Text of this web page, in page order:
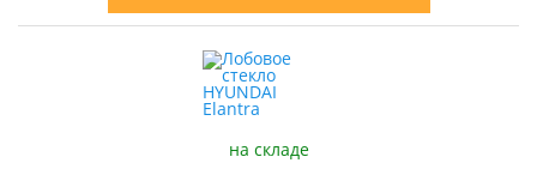
на складе